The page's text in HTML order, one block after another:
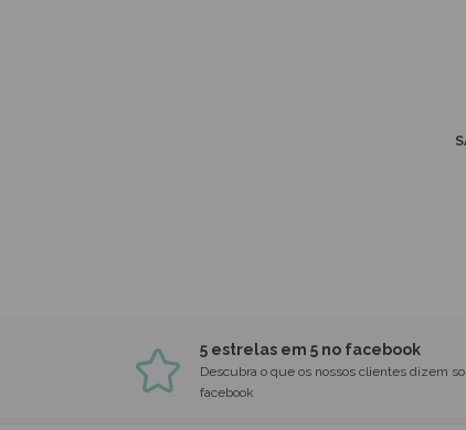
5 estrelas em 5 no facebook
Descubra o que os nossos clientes dizem
facebook